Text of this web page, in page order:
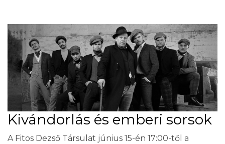
Kivándorlás és emberi sorsok
A Fitos Dezső Társulat június 15-én 17:00-től a